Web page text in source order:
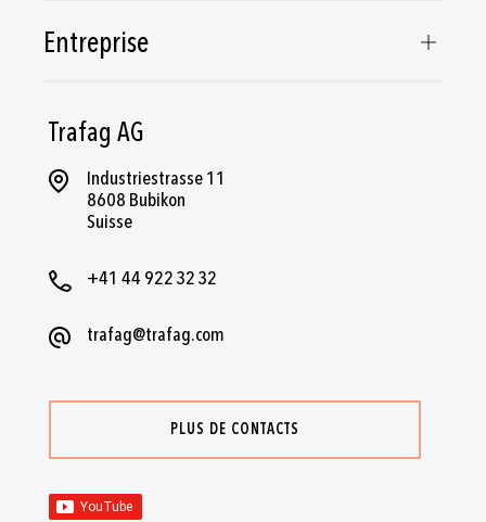
Trafag AG
Industriestrasse 11
8608 Bubikon
Suisse
+41 44 922 32 32
trafag@trafag.com
PLUS DE CONTACTS
Entreprise